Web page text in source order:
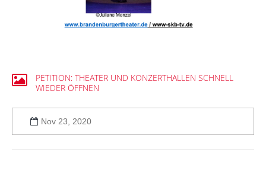
PETITION: THEATER UND KONZERTHALLEN SCHNELL
WIEDER ÖFFNEN
Nov 23, 2020